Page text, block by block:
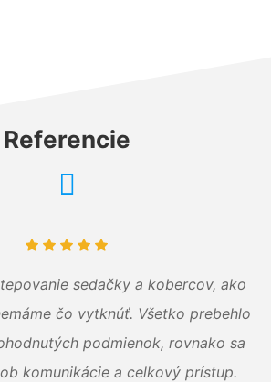
Referencie
sedačky a kobercov, ako
čo vytknúť. Všetko prebehlo
podmienok, rovnako sa
komunikácie a celkový prístup.